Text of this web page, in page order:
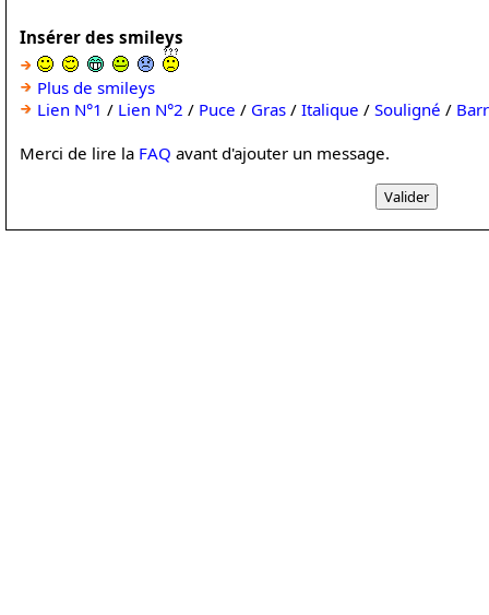
Insérer des smileys
Plus de smileys
Lien N°1 / Lien N°2 / Puce / Gras / Italique / Souligné /
Merci de lire la FAQ avant d'ajouter un message.